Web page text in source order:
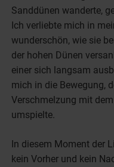
Sanddünen wanderte,
Ich verliebte mich in
wunderschön, wie sie
der hohen Dünen
einer sich langsam
mich in die Bewegung,
Verschmelzung mit
umspielte.
In diesem Moment der
kein Vorher und kein